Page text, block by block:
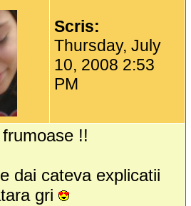
Scris:
Thursday, July
10, 2008 2:53
PM
!!
dai cateva explicatii
gri